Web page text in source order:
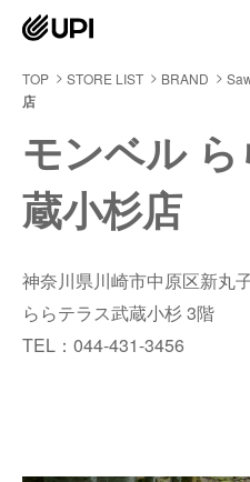
TOP STORE LIST BRAND
店
モンベル
蔵小杉店
神奈川県川崎市中原区新丸
ららテラス武蔵小杉 3階
TEL：044-431-3456